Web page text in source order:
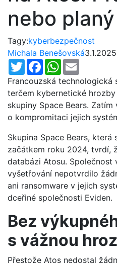
nebo
Tagy:kyberbezpečnost
Michala Benešovská3.1.2025
TwitterFacebookWhatsApp
Francouzská technologická
terčem kybernetické
skupiny Space Bears.
o kompromitaci jejich
Skupina Space Bears, která
začátkem roku 2024, tvrdí,
databázi Atosu. Společnost
vyšetřování nepotvrdilo
ani ransomware v jejich
dceřiné společnosti Eviden.
Bez
s vážnou
Přestože Atos nedostal